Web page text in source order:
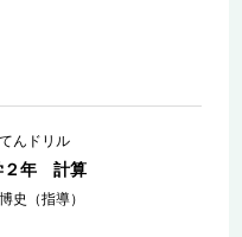
んドリル
２年 計算
史（指導）